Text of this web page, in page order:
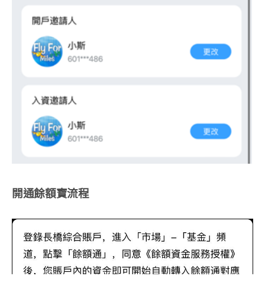
開通餘額寶流程